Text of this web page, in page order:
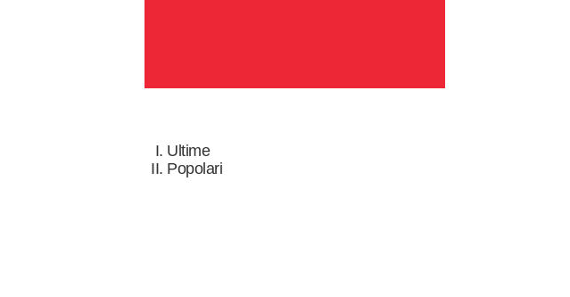
Ultime
Popolari